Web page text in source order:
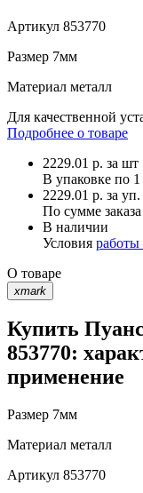
Артикул 853770
Размер 7мм
Материал металл
Для качественной
Подробнее о товаре
2229.01 р. за шт
В упаковке по
2229.01 р. за уп.
По сумме
В наличии
Условия работы
О товаре
xmark
Купить
853770:
применение
Размер 7мм
Материал металл
Артикул 853770